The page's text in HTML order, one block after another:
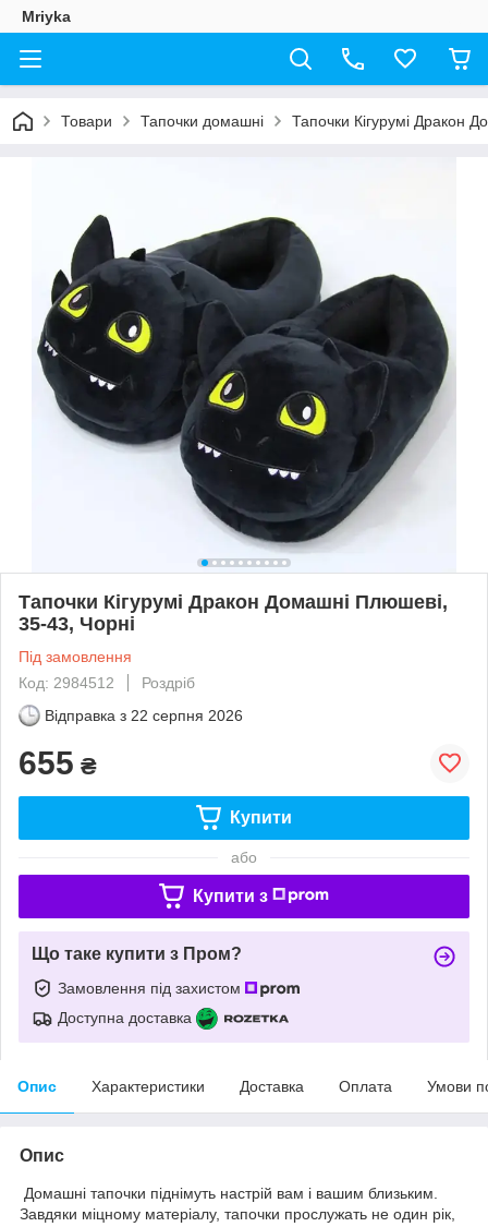
Mriyka
Товари Тапочки домашні Тапочки Кігурумі Дракон
Тапочки Кігурумі Дракон Домашні Плюшеві,
35-43, Чорні
Під замовлення
Код: 2984512
Роздріб
Відправка з 22 серпня 2026
655 ₴
Купити
або
Купити з
Що таке купити з Пром?
Замовлення під захистом
Доступна доставка
Опис Характеристики Доставка Оплата Умови
Опис
Домашні тапочки піднімуть настрій вам і вашим близьким.
Завдяки міцному матеріалу, тапочки прослужать не один рік,